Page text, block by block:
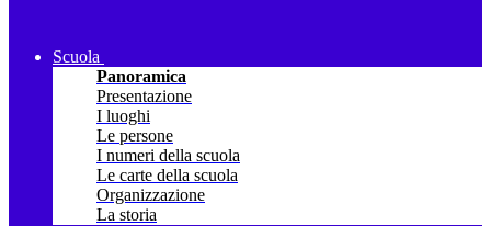
Scuola
Panoramica
Presentazione
I luoghi
Le persone
I numeri della scuola
Le carte della scuola
Organizzazione
La storia